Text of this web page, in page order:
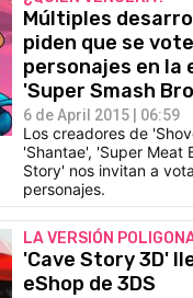
Múltiples
piden que se
personajes en la
'Super Smash
6 de April 2015 | 06:59
Los creadores de
'Shantae', 'Super Meat
Story' nos invitan a
personajes.
LA VERSIÓN
'Cave Story 3D'
eShop de 3DS